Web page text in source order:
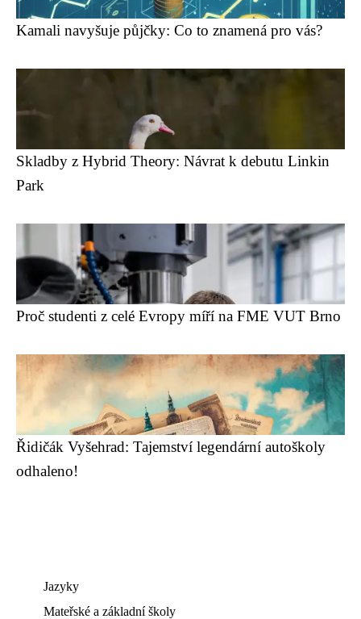
Kamali navyšuje půjčky: Co to znamená pro vás?
Skladby z Hybrid Theory: Návrat k debutu Linkin
Park
Proč studenti z celé Evropy míří na FME VUT Brno
Řidičák Vyšehrad: Tajemství legendární autoškoly
odhaleno!
Jazyky
Mateřské a základní školy